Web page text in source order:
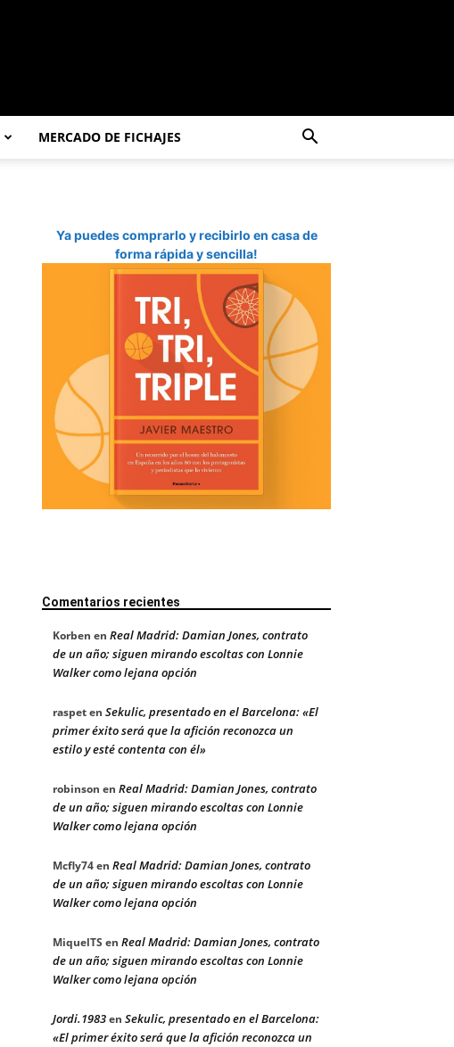
MERCADO DE FICHAJES
Ya puedes comprarlo y recibirlo en casa de
forma rápida y sencilla!
Comentarios recientes
Korben en Real Madrid: Damian Jones, contrato
de un año; siguen mirando escoltas con Lonnie
Walker como lejana opción
raspeten Sekulic, presentado en el Barcelona: «El
primer éxito será que la afición reconozca un
estilo y esté contenta con él»
robinson en Real Madrid: Damian Jones, contrato
de un año; siguen mirando escoltas con Lonnie
Walker como lejana opción
Mcfly74en Real Madrid: Damian Jones, contrato
de un año; siguen mirando escoltas con Lonnie
Walker como lejana opción
MiquelTS en Real Madrid: Damian Jones, contrato
de un año; siguen mirando escoltas con Lonnie
Walker como lejana opción
Jordi.1983en Sekulic, presentado en el Barcelona:
«El primer éxito será que la afición reconozca un